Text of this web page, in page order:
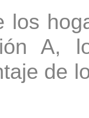
los
A,
de